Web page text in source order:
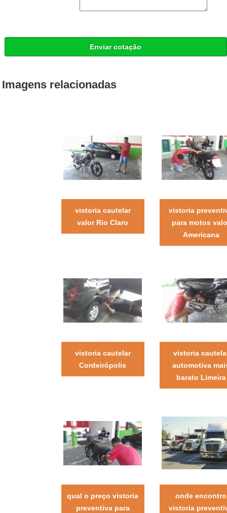
Enviar cotação
Imagens relacionadas
vistoria cautelar
valor Rio Claro
vistoria
para motos
Americana
vistoria cautelar
Cordeirópolis
vistoria
automotiva
barato Limeira
qual o preço vistoria
preventiva para
onde encontro
vistoria